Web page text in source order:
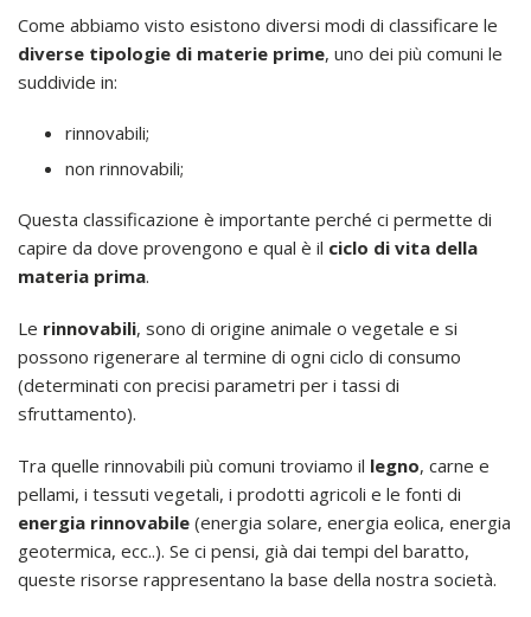
Come abbiamo visto esistono diversi modi di classificare le
diverse tipologie di materie prime, uno dei più comuni le
suddivide in:
rinnovabili;
non rinnovabili;
Questa classificazione è importante perché ci permette di
capire da dove provengono e qual è il ciclo di vita della
materia prima.
Le rinnovabili, sono di origine animale o vegetale e si
possono rigenerare al termine di ogni ciclo di consumo
(determinati con precisi parametri per i tassi di
sfruttamento).
Tra quelle rinnovabili più comuni troviamo il legno, carne e
pellami, i tessuti vegetali, i prodotti agricoli e le fonti di
energia rinnovabile (energia solare, energia eolica, energia
geotermica, ecc..). Se ci pensi, già dai tempi del baratto,
queste risorse rappresentano la base della nostra società.